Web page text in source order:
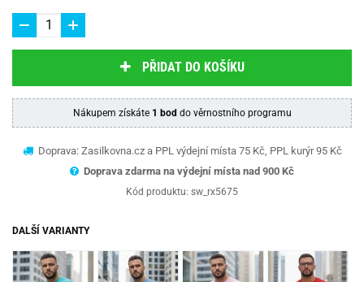
PŘIDAT DO KOŠÍKU
Nákupem získáte 1 bod do věrnostního programu
Doprava: Zasilkovna.cz a PPL výdejní místa 75 Kč, PPL kurýr 95 Kč
Doprava zdarma na výdejní místa nad 900 Kč
Kód produktu: sw_rx5675
DALŠÍ VARIANTY